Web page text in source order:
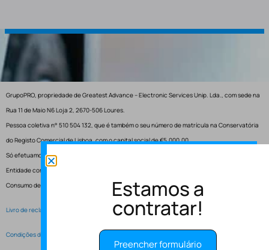
GrupoPRO, propriedade de Greatest Advance – Electronic Services Unip. Lda., com sede na
Rua 11 de Maio N6 Loja 2, 2670-506 Loures.
Pessoa coletiva n° 510 504 132, que é também o seu número de matrícula na Conservatória
do Registo Comercial de Lisboa, com o capital social de €5.000,00.
Só efetuamos entregas em Portugal.
Entidade competente para resolução de conflitos – Centro de Arbitragem de Conflitos de
Consumo de Lisboa.
Livro de reclamações electrónico
Condições de Serviço
Estamos a
contratar!
Preencher formulário